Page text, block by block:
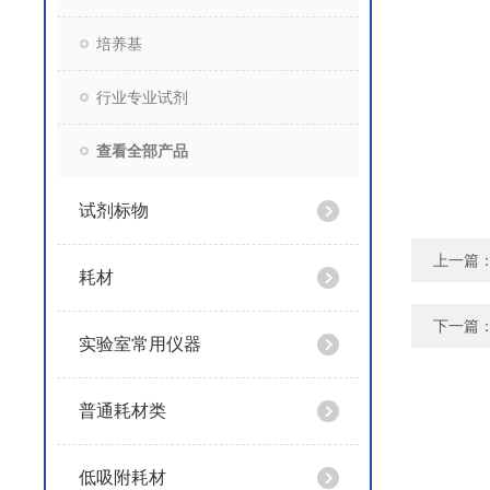
培养基
行业专业试剂
查看全部产品
试剂标物
耗材
实验室常用仪器
普通耗材类
低吸附耗材
上一篇
下一篇